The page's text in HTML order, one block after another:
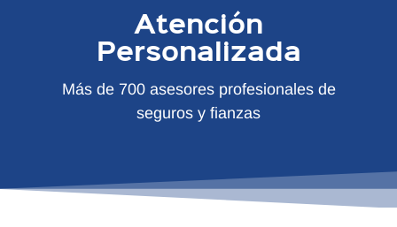
Atención
Personalizada
Más de 700 asesores profesionales de
seguros y fianzas